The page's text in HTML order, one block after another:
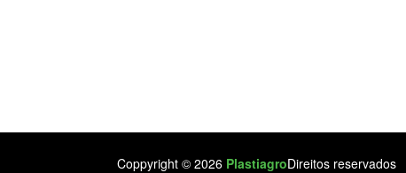
Coppyright © 2026 PlastiagroDireitos reservados